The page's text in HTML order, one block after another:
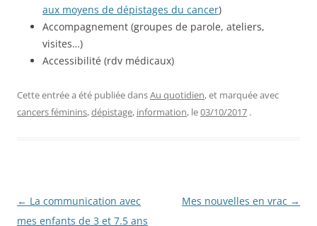
aux moyens de dépistages du cancer)
Accompagnement (groupes de parole, ateliers,
visites…)
Accessibilité (rdv médicaux)
Cette entrée a été publiée dansAu quotidien, et marquée avec
cancers féminins,dépistage, information, le03/10/2017 .
Navigation
des
← La communication avec
mes enfants de 3 et 7.5 ans
Mes nouvelles en vrac →